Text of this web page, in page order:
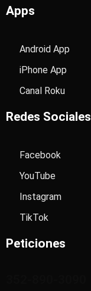
Apps
Android App
iPhone App
Canal Roku
Redes Sociales
Facebook
YouTube
Instagram
TikTok
Peticiones